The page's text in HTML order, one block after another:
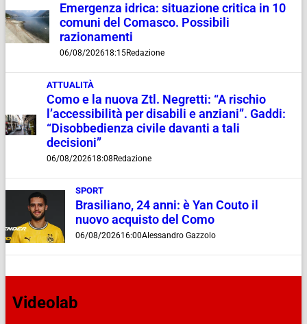
Emergenza idrica: situazione critica in 10
comuni del Comasco. Possibili
razionamenti
06/08/202618:15Redazione
ATTUALITÀ
Como e la nuova Ztl. Negretti: “A rischio
l’accessibilità per disabili e anziani”. Gaddi:
“Disobbedienza civile davanti a tali
decisioni”
06/08/202618:08Redazione
SPORT
Brasiliano, 24 anni: è Yan Couto il
nuovo acquisto del Como
06/08/202616:00Alessandro Gazzolo
Videolab